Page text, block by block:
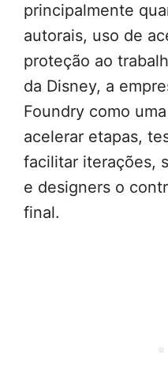
principalmente
autorais, uso de
proteção ao
da Disney, a
Foundry como
acelerar etapas,
facilitar iterações,
e designers o
final.